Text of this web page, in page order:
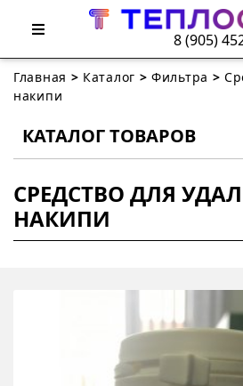
8 (905)
Главная > Каталог >Фильтра >
накипи
КАТАЛОГ ТОВАРОВ
СРЕДСТВО ДЛЯ
НАКИПИ